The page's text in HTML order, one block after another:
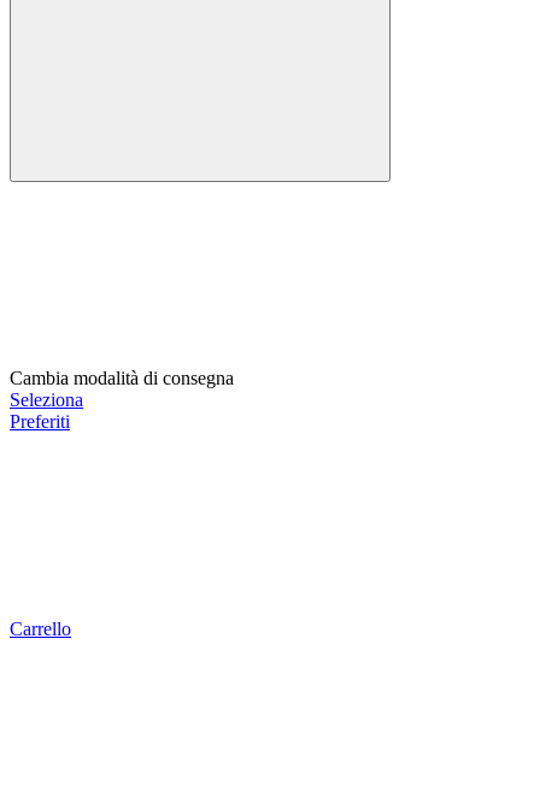
Cambia modalità di consegna
Seleziona
Preferiti
Carrello